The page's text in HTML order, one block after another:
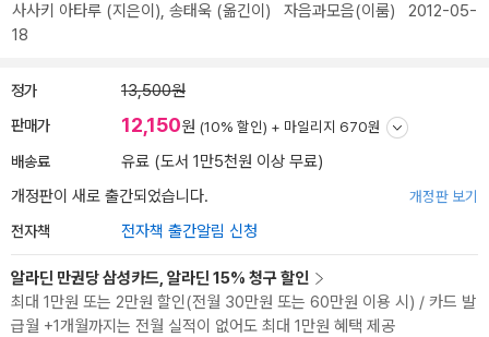
사사키 아타루 (지은이), 송태욱 (옮긴이) 자음과모음(이룸) 2012-05-
18
정가 13,500원
판매가 12,150원 (10% 할인) + 마일리지 670원
배송료
유료 (도서 1만5천원 이상 무료)
개정판이 새로 출간되었습니다.
개정판 보기
전자책 전자책 출간알림 신청
알라딘 만권당 삼성카드, 알라딘 15% 청구 할인
최대 1만원 또는 2만원 할인(전월 30만원 또는 60만원 이용 시) / 카드 발
급월 +1개월까지는 전월 실적이 없어도 최대 1만원 혜택 제공